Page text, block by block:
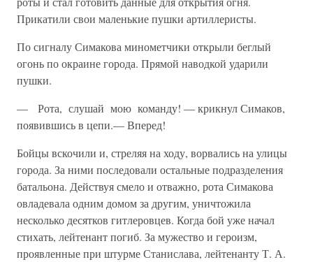
Прикатили свои маленькие пуш­ки артиллеристы.
По сигналу Симакова минометчики открыли беглый
огонь по окраи­не города. Прямой наводкой ударили
пушки.
— Рота, слушай мою команду! — крикнул Симаков,
появившись в цепи.— Вперед!
Бойцы вскочили и, стреляя на ходу, ворвались на улицы
города. За ними последовали остальные подразделения
батальона. Действуя сме­ло и отважно, рота Симакова
овладевала одним домом за другим, уничтожила
несколько десятков гитлеровцев. Когда бой уже начал
стихать, лейтенант погиб. За мужество и героизм,
проявленные при штурме Станислава, лейтенанту Т. А.